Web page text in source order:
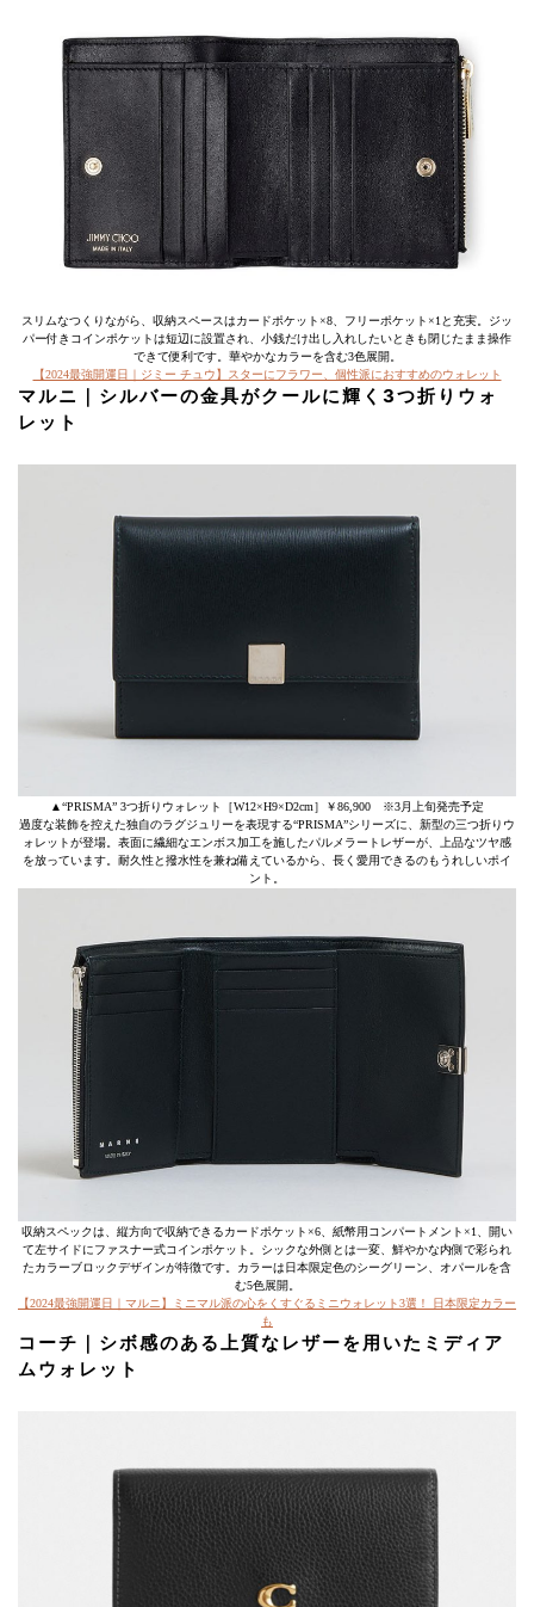
スリムなつくりながら、収納スペースはカードポケット×8、フリーポケット×1と充実。ジッ
パー付きコインポケットは短辺に設置され、小銭だけ出し入れしたいときも閉じたまま操作
できて便利です。華やかなカラーを含む3色展開。
【2024最強開運日｜ジミー チュウ】スターにフラワー、個性派におすすめのウォレット
マルニ｜シルバーの金具がクールに輝く3つ折りウォ
レット
▲“PRISMA” 3つ折りウォレット［W12×H9×D2cm］￥86,900 ※3月上旬発売予定
過度な装飾を控えた独自のラグジュリーを表現する“PRISMA”シリーズに、新型の三つ折りウ
ォレットが登場。表面に繊細なエンボス加工を施したパルメラートレザーが、上品なツヤ感
を放っています。耐久性と撥水性を兼ね備えているから、長く愛用できるのもうれしいポイ
ント。
収納スペックは、縦方向で収納できるカードポケット×6、紙幣用コンパートメント×1、開い
て左サイドにファスナー式コインポケット。シックな外側とは一変、鮮やかな内側で彩られ
たカラーブロックデザインが特徴です。カラーは日本限定色のシーグリーン、オパールを含
む5色展開。
【2024最強開運日｜マルニ】ミニマル派の心をくすぐるミニウォレット3選！ 日本限定カラー
も
コーチ｜シボ感のある上質なレザーを用いたミディア
ムウォレット